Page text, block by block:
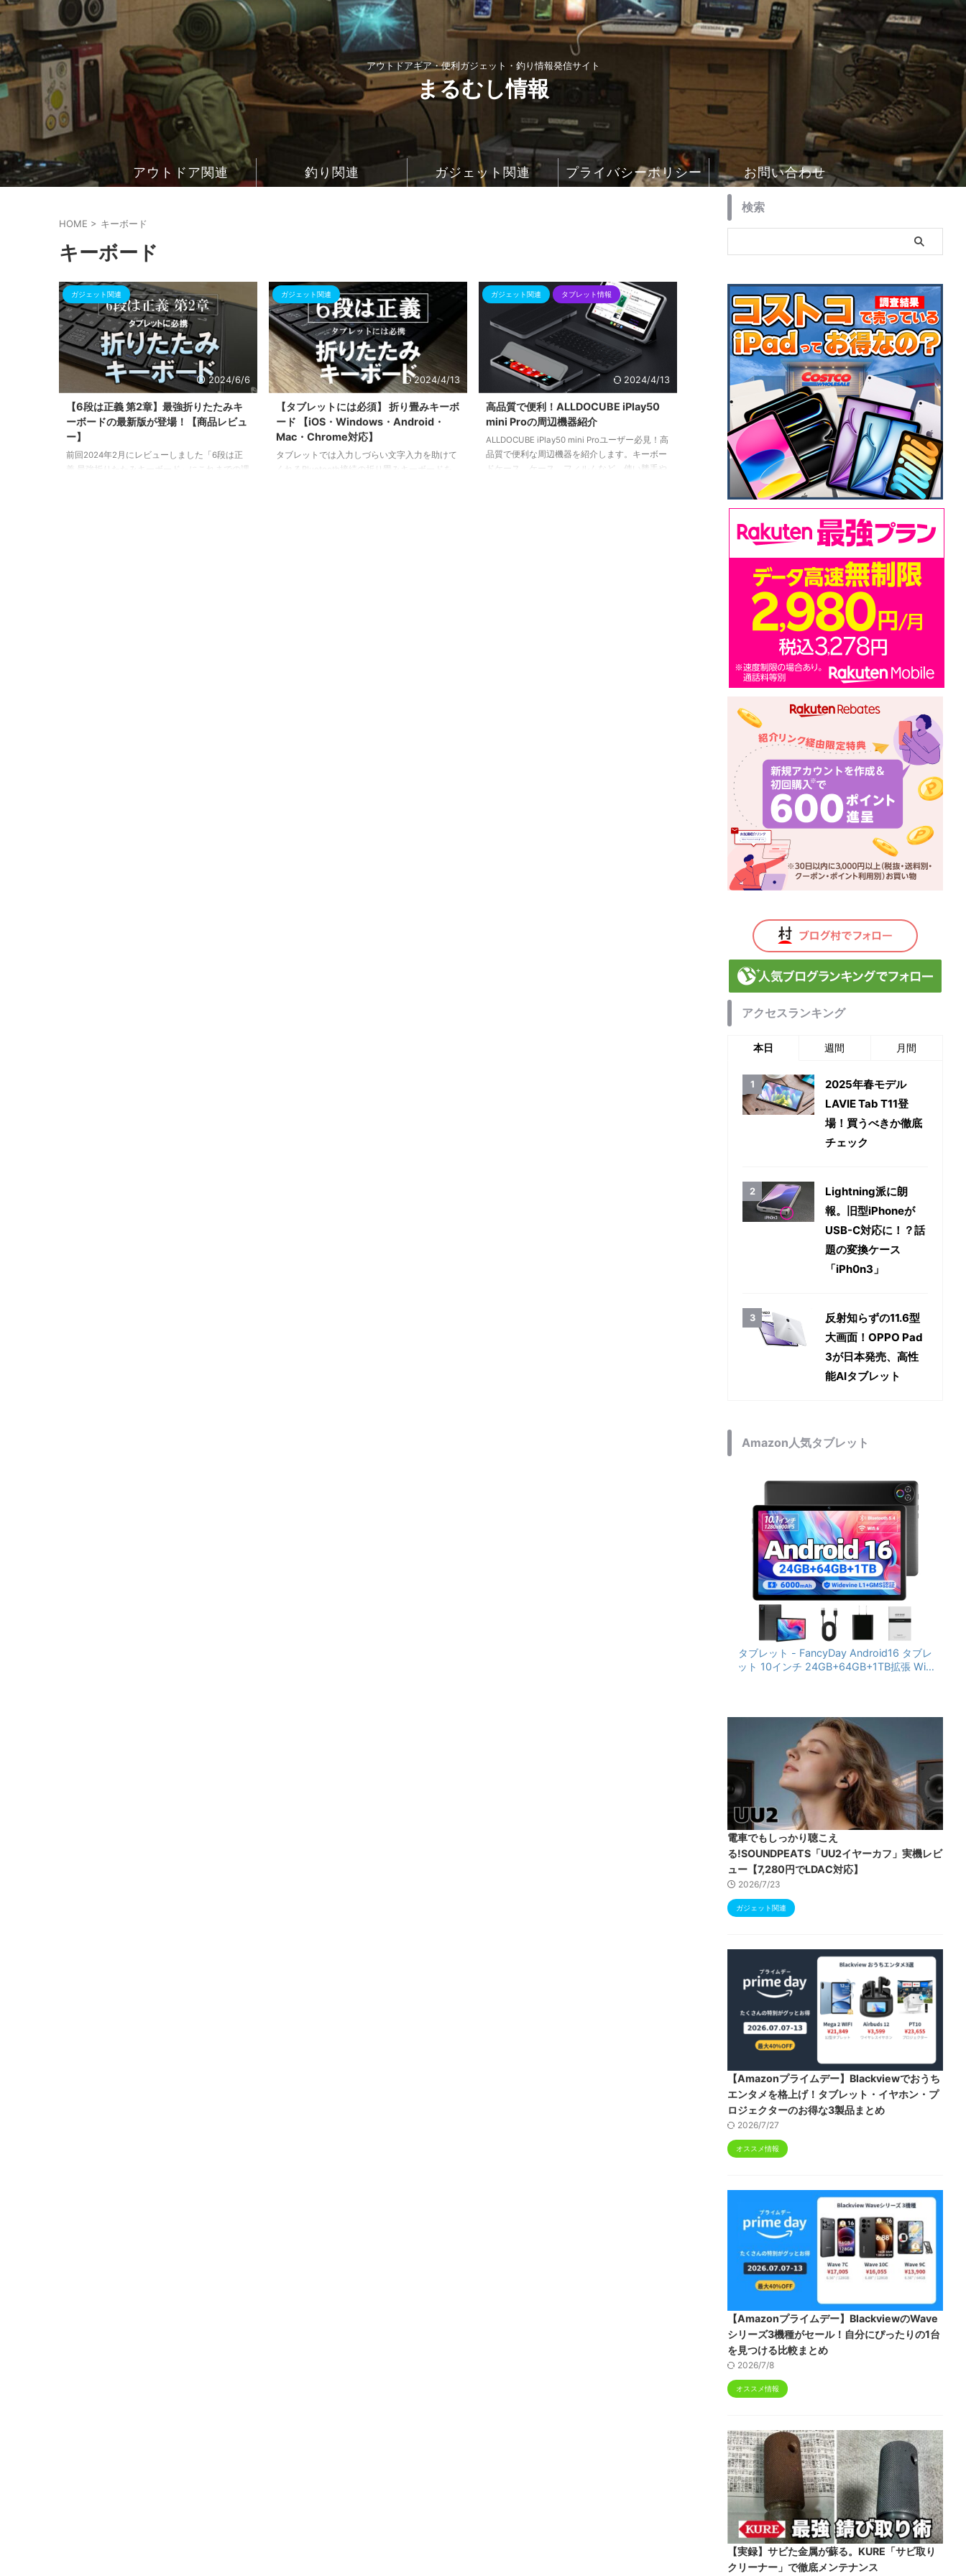
アウトドアギア・便利ガジェット・釣り情報発信サイト
まるむし情報
アウトドア関連 釣り関連 ガジェット関連 プライバシーポリシー お問い合わせ
HOME > キーボード
キーボード
ガジェット関連
2024/6/6
【6段は正義 第2章】最強折りたたみキ
ーボードの最新版が登場！【商品レビュ
ー】
前回2024年2月にレビューしました「6段は正
義 最強折りたたみキーボード」にこれまでの課
ガジェット関連
2024/4/13
【タブレットには必須】 折り畳みキーボ
ード 【iOS・Windows・Android・
Mac・Chrome対応】
タブレットでは入力しづらい文字入力を助けて
くれるBluetooth接続の折り畳みキーボードを
ガジェット関連 タブレット情報
2024/4/13
高品質で便利！ALLDOCUBE iPlay50
mini Proの周辺機器紹介
ALLDOCUBE iPlay50 mini Proユーザー必見！高
品質で便利な周辺機器を紹介します。キーボー
ドケース、ケース、フィルムなど、使い勝手や
検索
アクセスランキング
本日 週間 月間
2025年春モデル
LAVIE Tab T11登
場！買うべきか徹底
チェック
Lightning派に朗
報。旧型iPhoneが
USB-C対応に！？話
題の変換ケース
「iPh0n3」
反射知らずの11.6型
大画面！OPPO Pad
3が日本発売、高性
能AIタブレット
Amazon人気タブレット
タブレット - FancyDay Android16 タブレ
ット 10インチ 24GB+64GB+1TB拡張 WiFi
RGBライト 児童守護 IPS画面 日本語説明書
電車でもしっかり聴こえ
る!SOUNDPEATS「UU2イヤーカフ」実機レビ
ュー【7,280円でLDAC対応】
2026/7/23
ガジェット関連
【Amazonプライムデー】Blackviewでおうち
エンタメを格上げ！タブレット・イヤホン・プ
ロジェクターのお得な3製品まとめ
2026/7/27
オススメ情報
【Amazonプライムデー】BlackviewのWave
シリーズ3機種がセール！自分にぴったりの1台
を見つける比較まとめ
2026/7/8
オススメ情報
【実録】サビた金属が蘇る。KURE「サビ取り
クリーナー」で徹底メンテナンス